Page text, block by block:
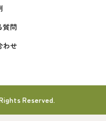
質問
わせ
Reserved.